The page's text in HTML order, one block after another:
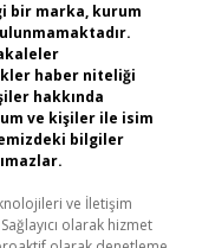
bir marka, kurum
haber niteliği
hakkında
ve kişiler ile isim
bilgiler
ve İletişim
olarak hizmet